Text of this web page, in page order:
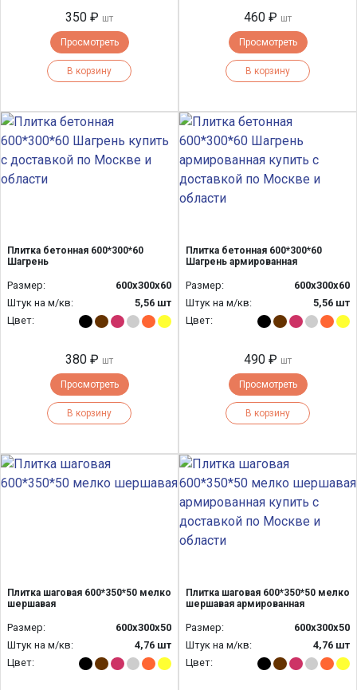
350 ₽ шт
Просмотреть
В корзину
460 ₽ шт
Просмотреть
В корзину
Плитка бетонная 600*300*60
Шагрень
Размер:
600х300х60
Штук на м/кв:
5,56 шт
Цвет:
380 ₽ шт
Просмотреть
В корзину
Плитка бетонная 600*300*60
Шагрень армированная
Размер:
600х300х60
Штук на м/кв:
5,56 шт
Цвет:
490 ₽ шт
Просмотреть
В корзину
Плитка шаговая 600*350*50 мелко
шершавая
Размер:
600х300х50
Штук на м/кв:
4,76 шт
Цвет:
Плитка шаговая 600*350*50 мелко
шершавая армированная
Размер:
600х300х50
Штук на м/кв:
4,76 шт
Цвет: